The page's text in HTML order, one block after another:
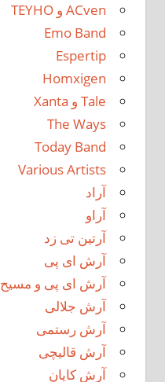
ACven و TEYHO
Emo Band
Espertip
Homxigen
Tale و Xanta
The Ways
Today Band
Various Artists
آراد
آراو
آرتین تی زد
آرش ای پی
آرش ای پی و مسیح
آرش جلالی
آرش رستمی
آرش قالیچی
آرش کایان